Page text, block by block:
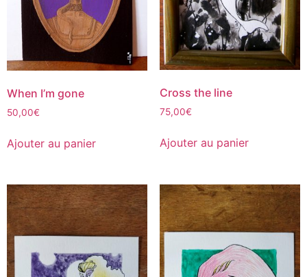
When I’m gone
50,00€
Ajouter au panier
Cross the line
75,00€
Ajouter au panier